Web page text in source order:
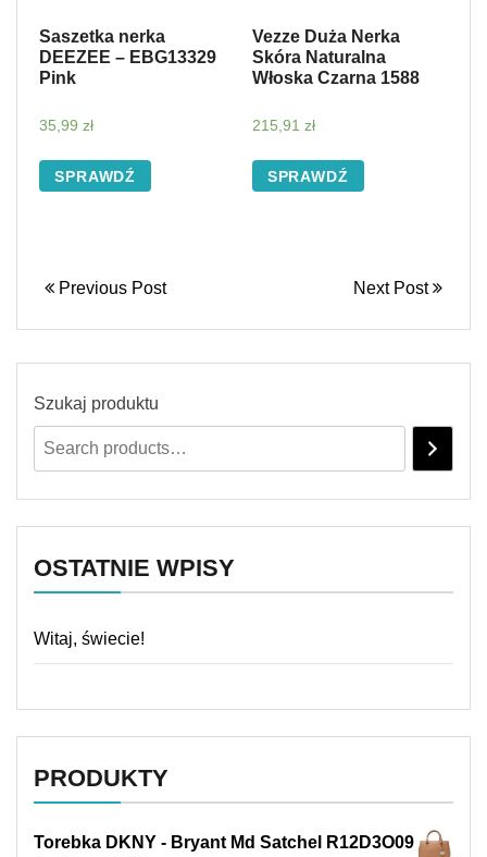
Saszetka nerka
DEEZEE – EBG13329
Pink
35,99 zł
SPRAWDŹ
Vezze Duża Nerka
Skóra Naturalna
Włoska Czarna 1588
215,91 zł
SPRAWDŹ
Previous Post Next Post
Szukaj produktu
OSTATNIE WPISY
Witaj, świecie!
PRODUKTY
Torebka DKNY - Bryant Md Satchel R12D3O09